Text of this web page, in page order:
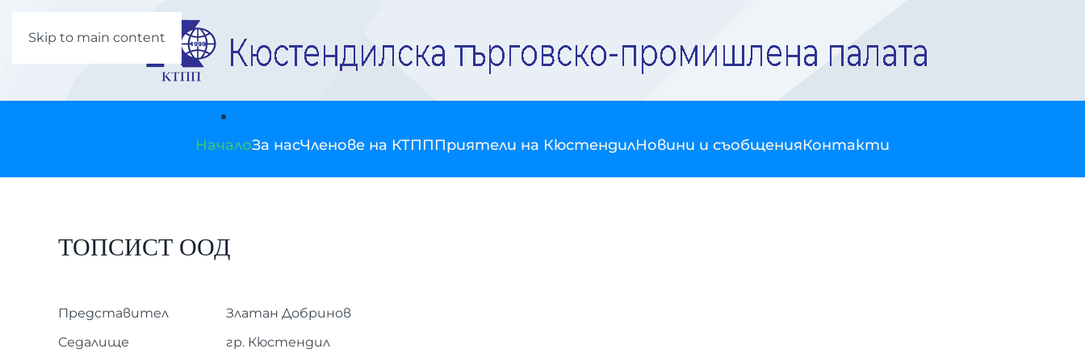
Skip to main content
НачалоЗа насЧленове на КТПППриятели на КюстендилНовини и съобщенияКонтакти
ТОПСИСТ ООД
Представител
Златан Добринов
Седалище
гр. Кюстендил